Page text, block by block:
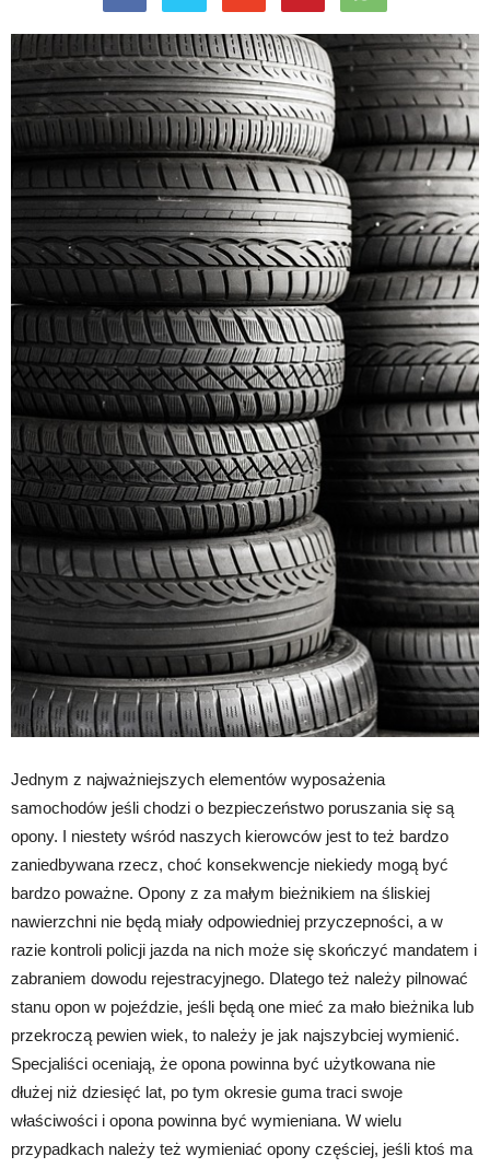
Jednym z najważniejszych elementów wyposażenia
samochodów jeśli chodzi o bezpieczeństwo poruszania się są
opony. I niestety wśród naszych kierowców jest to też bardzo
zaniedbywana rzecz, choć konsekwencje niekiedy mogą być
bardzo poważne. Opony z za małym bieżnikiem na śliskiej
nawierzchni nie będą miały odpowiedniej przyczepności, a w
razie kontroli policji jazda na nich może się skończyć mandatem i
zabraniem dowodu rejestracyjnego. Dlatego też należy pilnować
stanu opon w pojeździe, jeśli będą one mieć za mało bieżnika lub
przekroczą pewien wiek, to należy je jak najszybciej wymienić.
Specjaliści oceniają, że opona powinna być użytkowana nie
dłużej niż dziesięć lat, po tym okresie guma traci swoje
właściwości i opona powinna być wymieniana. W wielu
przypadkach należy też wymieniać opony częściej, jeśli ktoś ma